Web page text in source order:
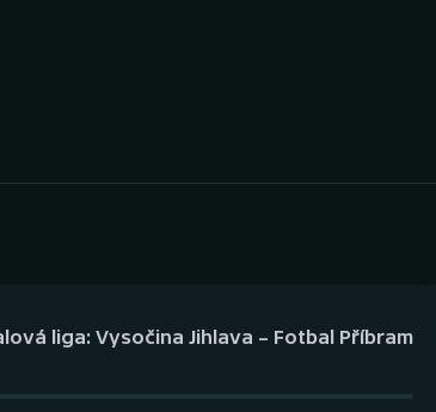
Parasport Volejbal
liga: Vysočina Jihlava – Fotbal Příbram